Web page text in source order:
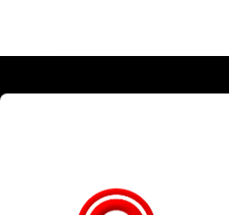
Bli forhandler
Ofte stilte spørsmål